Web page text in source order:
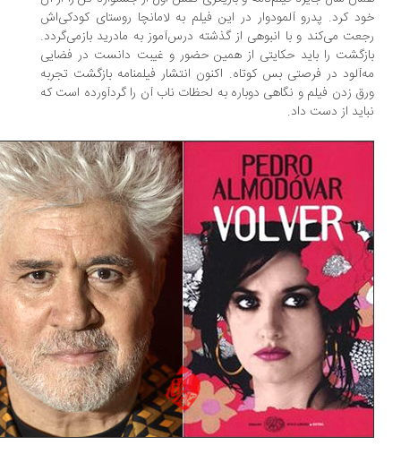
کرد. پدرو آلمودوار در این فیلم به لامانچا روستای کودکی‌اش
می‌کند و با انبوهی از گذشته درس‌آموز به مادرید بازمی‌گردد.
را باید حکایتی از همین حضور و غیبت دانست در فضایی
در فرصتی بس کوتاه. اکنون انتشار فیلمنامه بازگشت تجربه
زدن فیلم و نگاهی دوباره به لحظات ناب آن را گردآورده است که
از دست داد.